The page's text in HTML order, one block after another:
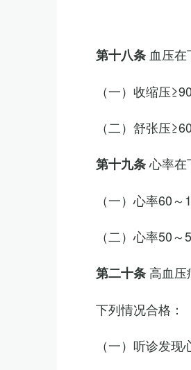
第十八条 血压在
（一）收缩压
（二）舒张压
第十九条心率在
（一）心率60～
（二）心率50
第二十条 高血压
下列情况合格：
（一）听诊发